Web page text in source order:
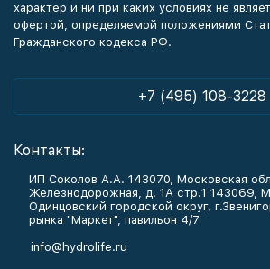
характер и ни при каких условиях не
офертой, определяемой положениями
Гражданского кодекса РФ.
+7 (495) 108-3228
Контакты:
ИП Соколов А.А. 143070, Московская
Железнодорожная, д. 1А стр.1 143069,
Одинцовский городской округ,
рынка "Маркет", павильон 4/7
info@hydrolife.ru